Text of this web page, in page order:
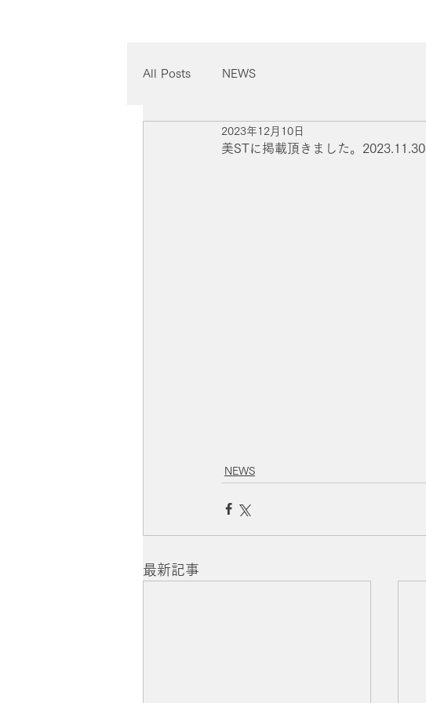
All Posts NEWS
美STに掲載頂きました。2023.11.30
2023年12月10日
NEWS
最新記事